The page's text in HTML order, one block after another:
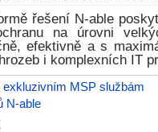
řešení N-able
na úrovni
efektivně a s
i komplexních IT
MSP službám
N-able